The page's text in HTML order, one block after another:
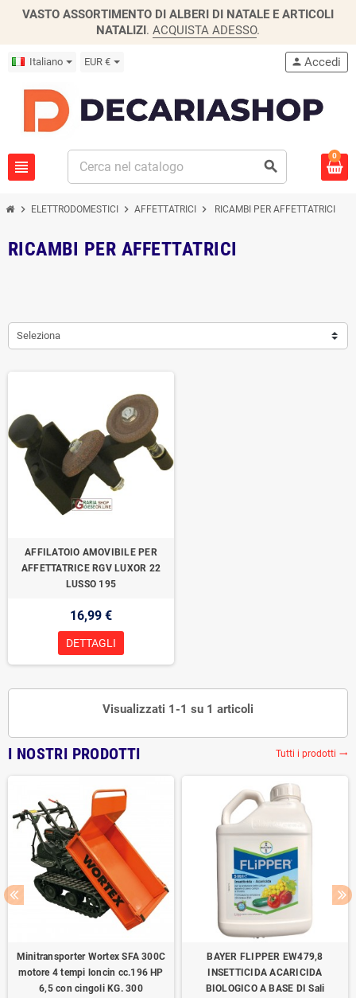
VASTO ASSORTIMENTO DI ALBERI DI NATALE E ARTICOLI
NATALIZI. ACQUISTA ADESSO.
Italiano EUR €
view_headline search
person Accedi
0
chevron_right ELETTRODOMESTICI chevron_right AFFETTATRICI chevron_right RICAMBI PER AFFETTATRICI
RICAMBI PER AFFETTATRICI
Seleziona
AFFILATOIO AMOVIBILE PER
AFFETTATRICE RGV LUXOR 22
LUSSO 195
16,99 €
DETTAGLI
Visualizzati 1-1 su 1 articoli
I NOSTRI PRODOTTI Tutti i prodotti trending_flat
Minitransporter Wortex SFA 300C
motore 4 tempi loncin cc.196 HP
6,5 con cingoli KG. 300
BAYER FLIPPER EW479,8
INSETTICIDA ACARICIDA
BIOLOGICO A BASE DI Sali